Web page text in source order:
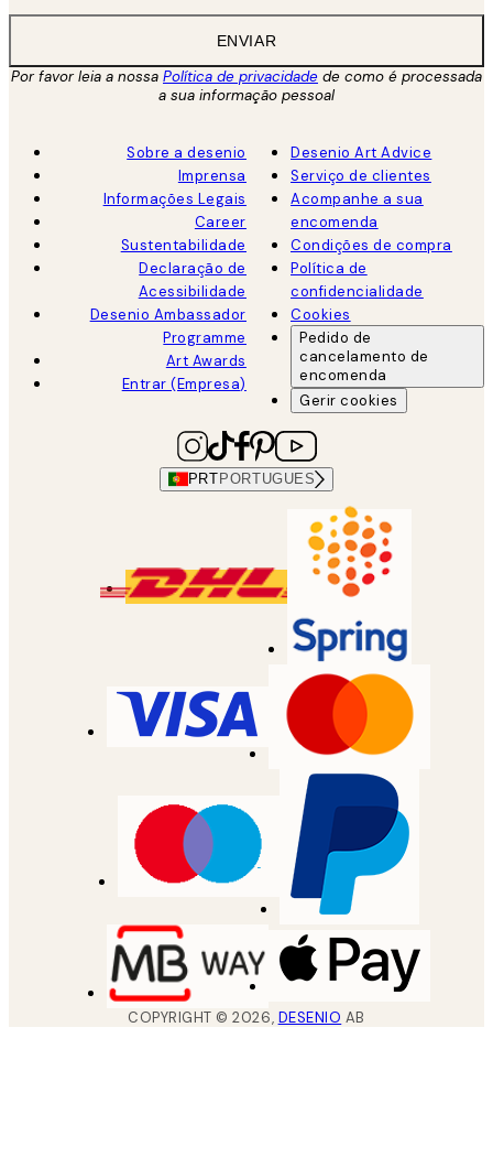
ENVIAR
Por favor leia a nossa Política de privacidade de como é processada
a sua informação pessoal
Sobre a desenio
Imprensa
Informações Legais
Career
Sustentabilidade
Declaração de
Acessibilidade
Desenio Ambassador
Programme
Art Awards
Entrar (Empresa)
Desenio Art Advice
Serviço de clientes
Acompanhe a sua
encomenda
Condições de compra
Política de
confidencialidade
Cookies
Pedido de
cancelamento de
encomenda
Gerir cookies
PRT PORTUGUES
COPYRIGHT ©2026, DESENIO AB